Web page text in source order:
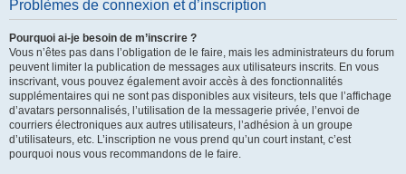
Problèmes de connexion et d’inscription
Pourquoi ai-je besoin de m’inscrire ?
Vous n’êtes pas dans l’obligation de le faire, mais les administrateurs du forum
peuvent limiter la publication de messages aux utilisateurs inscrits. En vous
inscrivant, vous pouvez également avoir accès à des fonctionnalités
supplémentaires qui ne sont pas disponibles aux visiteurs, tels que l’affichage
d’avatars personnalisés, l’utilisation de la messagerie privée, l’envoi de
courriers électroniques aux autres utilisateurs, l’adhésion à un groupe
d’utilisateurs, etc. L’inscription ne vous prend qu’un court instant, c’est
pourquoi nous vous recommandons de le faire.